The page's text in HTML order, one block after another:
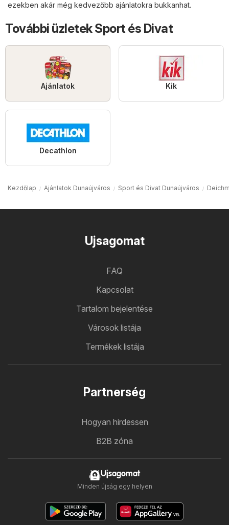
ezekben akár még kedvezőbb ajánlatokra bukkanhat.
További üzletek Sport és Divat
Ajánlatok Kik
Decathlon
Kezdőlap Ajánlatok Dunaújváros Sport és Divat Dunaújváros
Ujsagomat
FAQ
Kapcsolat
Tartalom bejelentése
Városok listája
Termékek listája
Partnerség
Hogyan hirdessen
B2B zóna
Ujsagomat
Minden újság egy helyen